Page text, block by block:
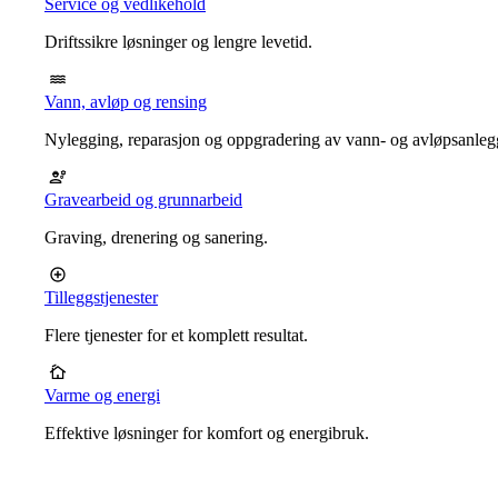
Driftssikre løsninger og lengre levetid.
Vann, avløp og rensing
Nylegging, reparasjon og oppgradering av vann- og
Gravearbeid og grunnarbeid
Graving, drenering og sanering.
Tilleggstjenester
Flere tjenester for et komplett resultat.
Varme og energi
Effektive løsninger for komfort og energibruk.